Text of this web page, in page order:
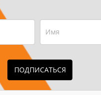
ПОДПИСАТЬСЯ